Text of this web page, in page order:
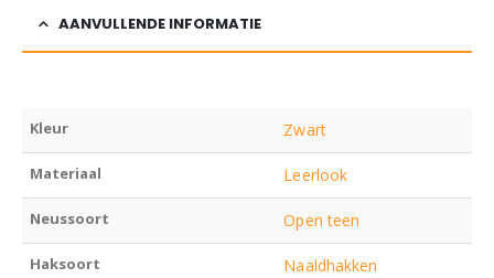
AANVULLENDE INFORMATIE
Kleur Zwart
Materiaal Leerlook
Neussoort Open teen
Haksoort Naaldhakken